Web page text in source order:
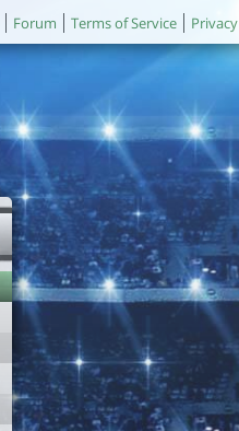
Forum Terms of Service Privacy